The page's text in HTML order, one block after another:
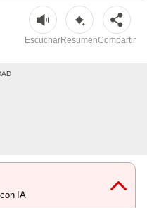
EscucharResumenCompartir
IA